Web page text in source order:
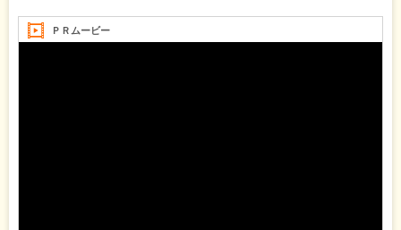
ＰＲムービー